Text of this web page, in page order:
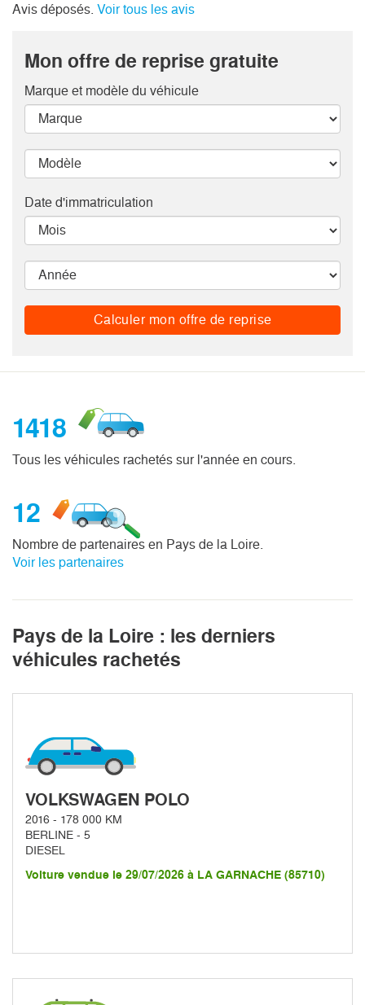
Avis déposés. Voir tous les avis
Mon offre de reprise gratuite
Marque et modèle du véhicule
Date d'immatriculation
Calculer mon offre de reprise
1418
Tous les véhicules rachetés sur l'année en cours.
12
Nombre de partenaires en Pays de la Loire.
Voir les partenaires
Pays de la Loire : les derniers
véhicules rachetés
VOLKSWAGEN POLO
2016 - 178 000 KM
BERLINE - 5
DIESEL
Voiture vendue le 29/07/2026 à LA GARNACHE (85710)